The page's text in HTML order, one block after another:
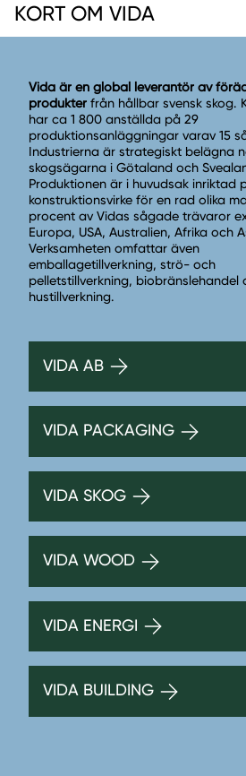
KORT OM VIDA
Vida är en global leverantör av
produkter från hållbar svensk skog.
har ca 1 800 anställda på 29
produktionsanläggningar varav 15
Industrierna är strategiskt belägna
skogsägarna i Götaland och
Produktionen är i huvudsak inriktad
konstruktionsvirke för en rad olika
procent av Vidas sågade trävaror
Europa, USA, Australien, Afrika och
Verksamheten omfattar även
emballagetillverkning, strö- och
pelletstillverkning, biobränslehandel
hustillverkning.
VIDA AB
VIDA PACKAGING
VIDA SKOG
VIDA WOOD
VIDA ENERGI
VIDA BUILDING